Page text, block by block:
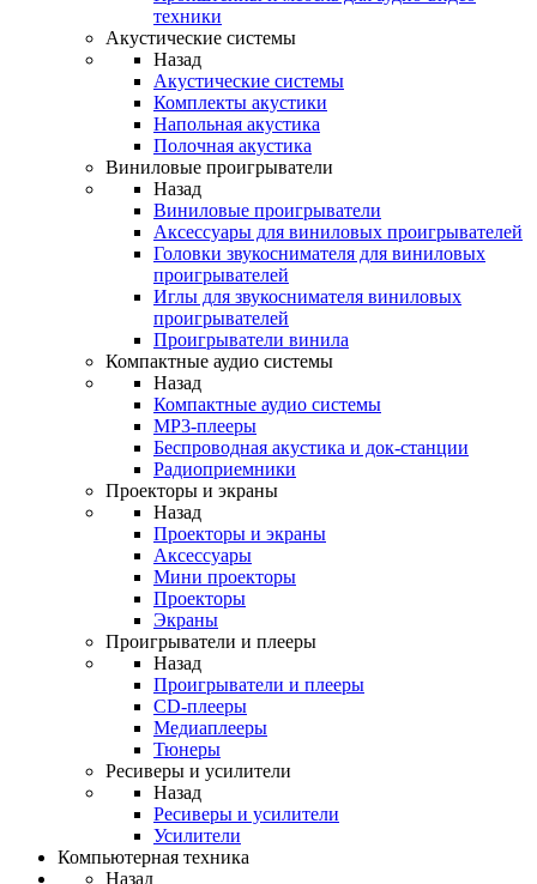
техники
Акустические системы
Назад
Акустические системы
Комплекты акустики
Напольная акустика
Полочная акустика
Виниловые проигрыватели
Назад
Виниловые проигрыватели
Аксессуары для виниловых проигрывателей
Головки звукоснимателя для виниловых
проигрывателей
Иглы для звукоснимателя виниловых
проигрывателей
Проигрыватели винила
Компактные аудио системы
Назад
Компактные аудио системы
MP3-плееры
Беспроводная акустика и док-станции
Радиоприемники
Проекторы и экраны
Назад
Проекторы и экраны
Аксессуары
Мини проекторы
Проекторы
Экраны
Проигрыватели и плееры
Назад
Проигрыватели и плееры
CD-плееры
Медиаплееры
Тюнеры
Ресиверы и усилители
Назад
Ресиверы и усилители
Усилители
Компьютерная техника
Назад